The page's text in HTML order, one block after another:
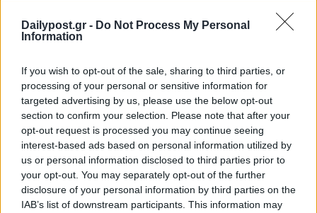
Dailypost.gr - Do Not Process My Personal
Information
If you wish to opt-out of the sale, sharing to third parties, or
processing of your personal or sensitive information for
targeted advertising by us, please use the below opt-out
section to confirm your selection. Please note that after your
opt-out request is processed you may continue seeing
interest-based ads based on personal information utilized by
us or personal information disclosed to third parties prior to
your opt-out. You may separately opt-out of the further
disclosure of your personal information by third parties on the
IAB’s list of downstream participants. This information may
65 δασικές πυρκαγιές το τελευταίο 24ωρο –
Βελτιωμένη η κατάσταση στο Πόρτο Γερμενό
05/07/2022